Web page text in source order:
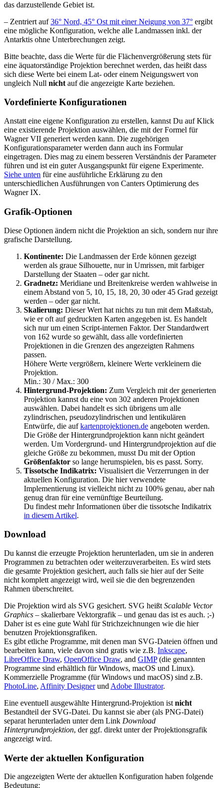
das darzustellende Gebiet ist.
– Zentriert auf36° Nord, 45° Ost mit einer Neigung von 37° ergibt
eine mögliche Konfiguration, welche alle Landmassen inkl. der
Antarktis ohne Unterbrechungen zeigt.
Bitte beachte, dass die Werte für die Flächenvergrößerung stets für
eine äquatorständige Projektion berechnet werden, das heißt dass
sich diese Werte bei einem Lat- oder einem Neigungswert von
ungleich Null nicht auf die angezeigte Karte beziehen.
Vordefinierte Konfigurationen
Anstatt eine eigene Konfiguration zu erstellen, kannst Du auf Klick
eine existierende Projektion auswählen, die mit der Formel für
Wagner VII generiert werden kann. Die zugehörigen
Konfigurationsparameter werden dann auch ins Formular
eingetragen. Dies mag zu einem besseren Verständnis der Parameter
führen und ist ein guter Ausgangspunkt für eigene Experimente.
Siehe unten für eine ausführliche Erklärung zu den
unterschiedlichen Ausführungen von Canters Optimierung des
Wagner IX.
Grafik-Optionen
Diese Optionen ändern nicht die Projektion an sich, sondern nur ihre
grafische Darstellung.
Kontinente: Die Landmassen der Erde können gezeigt
werden als graue Silhouette, nur in Umrissen, mit farbiger
Darstellung der Staaten – oder gar nicht.
Gradnetz: Meridiane und Breitenkreise werden wahlweise in
einem Abstand von 5, 10, 15, 18, 20, 30 oder 45 Grad gezeigt
werden – oder gar nicht.
Skalierung: Dieser Wert hat nichts zu tun mit dem Maßstab,
wie er oft auf gedruckten Karten angegeben ist. Es handelt
sich nur um einen Script-internen Faktor. Der Standardwert
von 162 wurde so gewählt, dass alle vordefinierten
Projektionen in die Grenzen des angezeigten Rahmens
passen.
Höhere Werte vergrößern, kleinere Werte verkleinern die
Projektion.
Min.: 30 / Max.: 300
Hintergrund-Projektion: Zum Vergleich mit der generierten
Projektion kannst du eine von 302 anderen Projektionen
auswählen. Dabei handelt es sich übrigens um alle
zylindrischen, pseudozylindrischen und lentikulären
Entwürfe, die aufkartenprojektionen.de angeboten werden.
Die Größe der Hintergrundprojektion kann nicht geändert
werden. Um Vordergrund- und Hintergrundprojektion auf die
gleiche Größe zu bekommen, musst Du mit der Option
Größenfaktor so lange herumspielen, bis es passt. Sorry.
Tissotsche Indikatrix: Visualisiert die Verzerrungen in der
aktuellen Konfiguration. Die hier verwendete
Implementierung ist vielleicht nicht zu 100% genau, aber nah
genug dran für eine vernünftige Beurteilung.
Du findest mehr Informationen über die tissotsche Indikatrix
in diesem Artikel.
Download
Du kannst die erzeugte Projektion herunterladen, um sie in anderen
Programmen zu betrachten oder weiterzuverarbeiten. Es wird stets
die gesamte Projektion gesichert, auch falls sie hier auf der Seite
nicht komplett angezeigt wird, weil sie die den begrenzenden
Rahmen überschreitet.
Die Projektion wird als SVG gesichert. SVG heißt Scalable Vector
Graphics – skalierbare Vektorgrafik – und genau das ist es auch. ;-)
Daher ist es eine gute Wahl für Strichzeichnungen wie die hier
benutzen Projektionsgrafiken.
Es gibt etliche Programme, mit denen man SVG-Dateien öffnen und
bearbeiten kann, viele davon sind gratis wie z.B. Inkscape,
LibreOffice Draw, OpenOffice Draw, and GIMP(die genannten
Programme sind erhältlich für Windows, macOS und Linux).
Kommerzielle Programme (für Windows und macOS) sind z.B.
PhotoLine, Affinity Designerund Adobe Illustrator.
Eine eventuell ausgewählte Hintergrund-Projektion ist nicht
Bestandteil der SVG-Datei. Du kannst sie aber (als PNG-Datei)
separat herunterladen unter dem Link Download
Hintergrundprojektion, der ggf. direkt unter der Projektionsgrafik
angezeigt wird.
Werte der aktuellen Konfiguration
Die angezeigten Werte der aktuellen Konfiguration haben folgende
Bedeutung: